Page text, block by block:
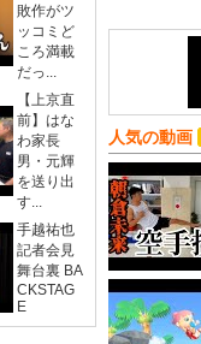
敗作がツ
ッコミど
ころ満載
だっ...
【上京直
前】はな
わ家長
男・元輝
を送り出
す...
手越祐也
記者会見
舞台裏 BA
CKSTAG
E
人気の動画